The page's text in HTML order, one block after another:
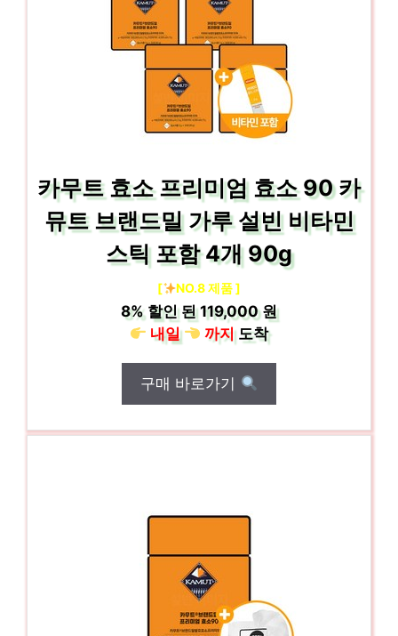
카무트 효소 프리미엄 효소 90 카
뮤트 브랜드밀 가루 설빈 비타민
스틱 포함 4개 90g
[ NO.8 제품 ]
8%할인 된119,000 원
내일
까지도착
구매 바로가기